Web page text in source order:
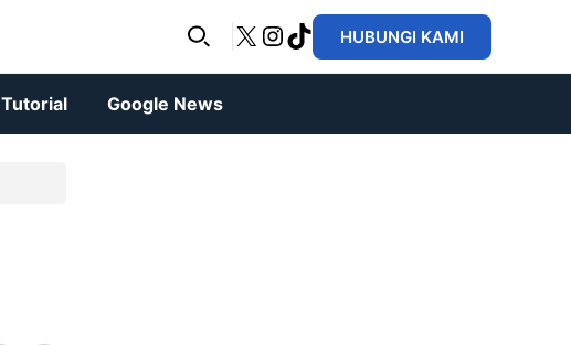
X Instagram
TikTokHUBUNGI KAMI
Tutorial Google News